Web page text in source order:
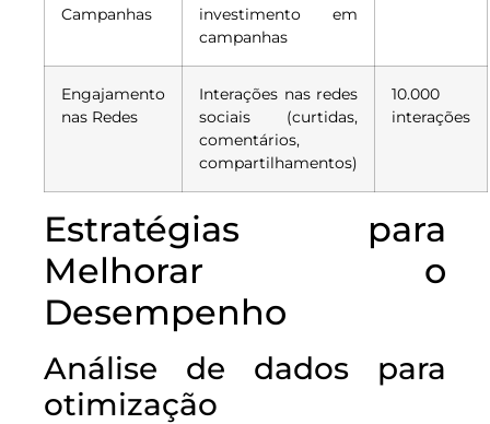
Campanhas
investimento em
campanhas
Engajamento
nas Redes
Interações nas redes
sociais (curtidas,
comentários,
compartilhamentos)
10.000
interações
Estratégias para
Melhorar o
Desempenho
Análise de dados para
otimização